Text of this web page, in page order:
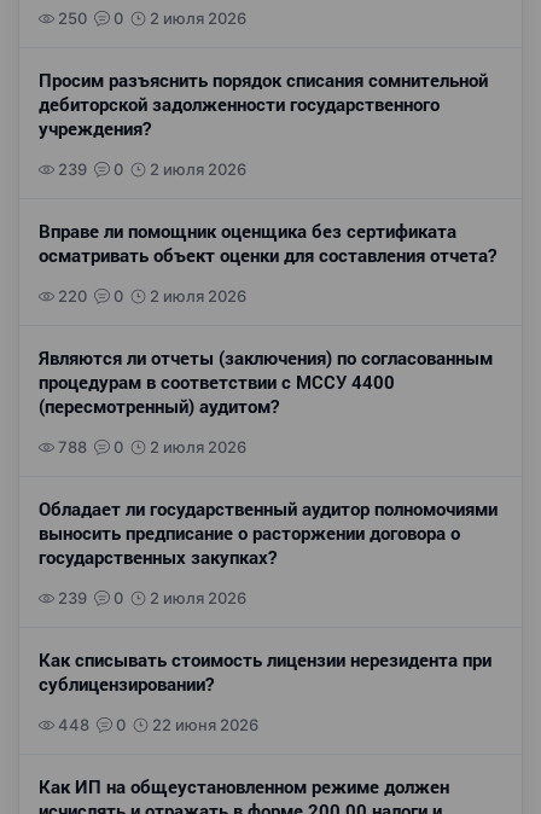
250 0 2 июля 2026
Просим разъяснить порядок списания сомнительной
дебиторской задолженности государственного
учреждения?
239 0 2 июля 2026
Вправе ли помощник оценщика без сертификата
осматривать объект оценки для составления отчета?
220 0 2 июля 2026
Являются ли отчеты (заключения) по согласованным
процедурам в соответствии с МССУ 4400
(пересмотренный) аудитом?
788 0 2 июля 2026
Обладает ли государственный аудитор полномочиями
выносить предписание о расторжении договора о
государственных закупках?
239 0 2 июля 2026
Как списывать стоимость лицензии нерезидента при
сублицензировании?
448 0 22 июня 2026
Как ИП на общеустановленном режиме должен